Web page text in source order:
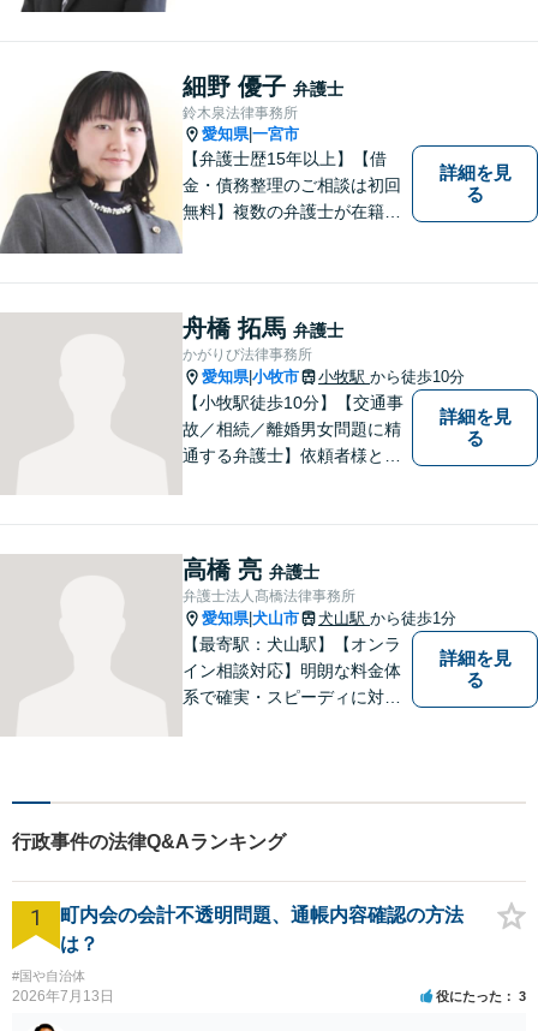
相談してもいいのか分からな
い」という方も、まずはお気
軽にご相談ください。
細野 優子 弁護士
鈴木泉法律事務所
愛知県|一宮市
【弁護士歴15年以上】【借
金・債務整理のご相談は初回
無料】複数の弁護士が在籍し
を丁寧にヒアリングし、寄り
添うことを大切にしておりま
す。お気軽にご相談ください
【分割払い可】【完全個室】
詳細を見
る
舟橋 拓馬 弁護士
かがりび法律事務所
愛知県|小牧市 小牧駅 から徒歩10分
【小牧駅徒歩10分】【交通事
故／相続／離婚男女問題に精
通する弁護士】依頼者様との
分かりやすい説明を心がけま
す。お気軽にご相談くださ
い！
詳細を見
る
高橋 亮 弁護士
弁護士法人髙橋法律事務所
愛知県|犬山市 犬山駅 から徒歩1分
【最寄駅：犬山駅】【オンラ
イン相談対応】明朗な料金体
系で確実・スピーディに対応
に対応します。【初回相談無
料】法律トラブルでお悩みの
方は、お気軽にご相談くださ
い。
詳細を見
る
行政事件の法律Q&Aランキング
1
町内会の会計不透明問題、通帳内容確認の方法
は？
#国や自治体
2026年7月13日 役にたった 3